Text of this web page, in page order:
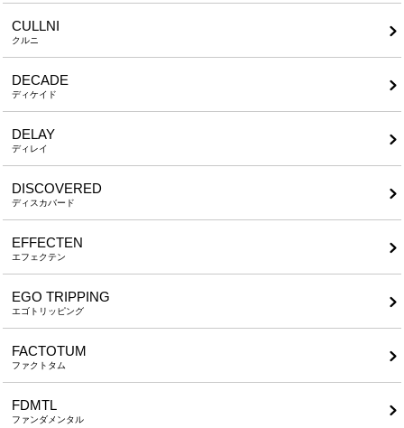
CULLNI
クルニ
DECADE
ディケイド
DELAY
ディレイ
DISCOVERED
ディスカバード
EFFECTEN
エフェクテン
EGO TRIPPING
エゴトリッピング
FACTOTUM
ファクトタム
FDMTL
ファンダメンタル